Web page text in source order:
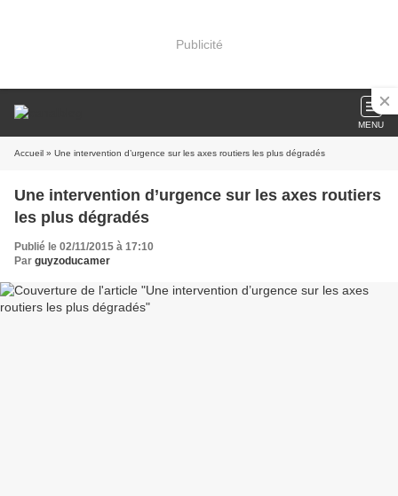
Publicité
MENU
Accueil » Une intervention d’urgence sur les axes routiers les plus dégradés
Une intervention d’urgence sur les axes routiers
les plus dégradés
Publié le 02/11/2015 à 17:10
Par guyzoducamer